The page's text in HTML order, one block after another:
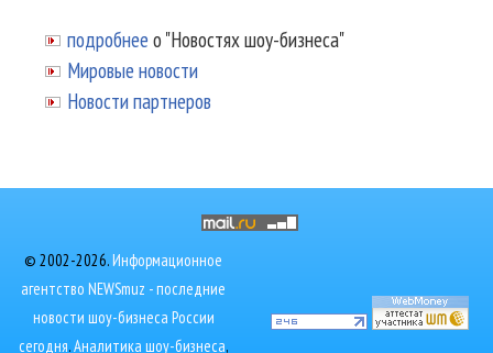
подробнее о "Новостях шоу-бизнеса"
Мировые новости
Новости партнеров
© 2002-2026.Информационное
агентство NEWSmuz - последние
новости шоу-бизнеса России
сегодня.Аналитика шоу-бизнеса,